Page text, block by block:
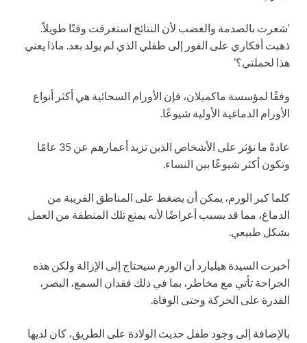
‘شعرت بالصدمة والغضب لأن النتائج استغرقت وقتًا طويلاً.
ذهبت أفكاري على الفور إلى طفلي الذي لم يولد بعد. ماذا يعني
هذا لحملتي؟’
وفقًا لمؤسسة ماكميلان، فإن الأورام السحائية هي أكثر أنواع
الأورام الدماغية الأولية شيوعًا.
عادةً ما تؤثر على الأشخاص الذين تزيد أعمارهم عن 35 عامًا
وتكون أكثر شيوعًا بين النساء.
كلما كبر الورم، يمكن أن يضغط على المناطق القريبة من
الدماغ، مما قد يسبب أعراضًا لأنه يمنع تلك المنطقة من العمل
بشكل طبيعي.
أخبرت السيدة هيليارد أن الورم سيحتاج إلى الإزالة ولكن هذه
الجراحة تأتي مع مخاطر، بما في ذلك فقدان السمع، البصر،
القدرة على الحركة وحتى الوفاة.
بالإضافة إلى وجود طفل حديث الولادة على الطريق، كان لديها